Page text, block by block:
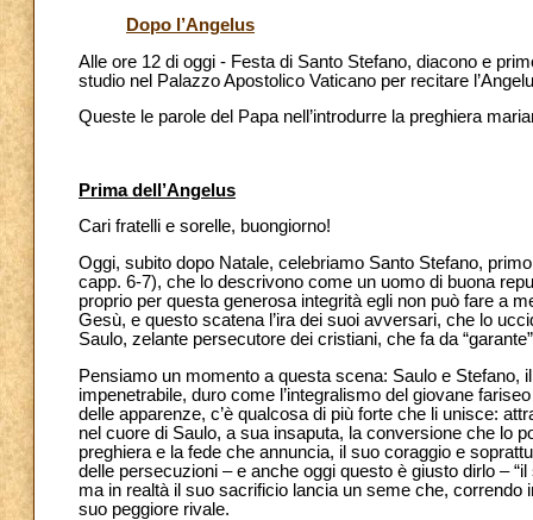
Dopo l’Angelus
Alle ore 12 di oggi - Festa di Santo Stefano, diacono e
studio nel Palazzo Apostolico Vaticano per recitare
Queste le parole del Papa nell’introdurre la preghiera
Prima dell’Angelus
Cari fratelli e sorelle, buongiorno!
Oggi, subito dopo Natale, celebriamo Santo Stefano,
capp. 6-7), che lo descrivono come un uomo di buona
proprio per questa generosa integrità egli non può fare a
Gesù, e questo scatena l’ira dei suoi avversari, che lo
Saulo, zelante persecutore dei cristiani, che fa da
Pensiamo un momento a questa scena: Saulo e
impenetrabile, duro come l’integralismo del giovane
delle apparenze, c’è qualcosa di più forte che li unisce:
nel cuore di Saulo, a sua insaputa, la conversione che lo
preghiera e la fede che annuncia, il suo coraggio e
delle persecuzioni – e anche oggi questo è giusto dirlo –
ma in realtà il suo sacrificio lancia un seme che,
suo peggiore rivale.